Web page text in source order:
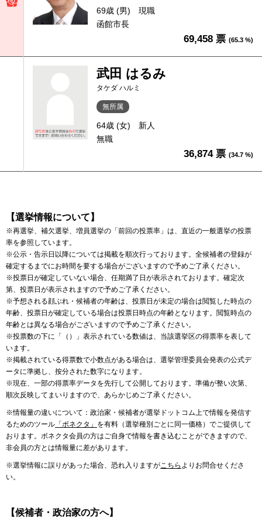
69歳 (男)
現職
函館市長
69,458 票 (65.3 %)
武田 はるみ
タケダ ハルミ
無所属
64歳 (女)
新人
無職
36,874 票 (34.7 %)
【選挙情報について】
※再選挙、補欠選挙、増員選挙の「前回の投票率」は、直近の一般選挙の投票
率を参照しています。
※公示・告示日以降については掲載を順次行っております。全候補者の登録が
確定するまでにお時間を要する場合がございますので予めご了承ください。
※投票日が確定していない場合、任期満了日が表示されております。確定次
第、投票日が表示されますので予めご了承ください。
※予想される顔ぶれ・候補者の年齢は、投票日が未定の場合は閲覧した時点の
年齢、投票日が確定している場合は投票日時点の年齢となります。閲覧時点の
年齢とは異なる場合がございますので予めご了承ください。
※投票数の下に「（）」表示されている数値は、当該選挙区の得票率を表して
います。
※掲載されている得票数で小数点がある場合は、選挙管理委員会発表の公式デ
ータに準拠し、按分された数字になります。
※現在、一部の得票率データを先行して公開しております。準備が整い次第、
順次反映してまいりますので、あらかじめご了承ください。
※情報量の違いについて：政治家・候補者が選挙ドットコム上で情報を発信す
るためのツール 「ボネクタ」 を有料（選挙種別ごとに同一価格）でご提供して
おります。ボネクタ会員の方はご自身で情報を書き込むことができますので、
非会員の方とは情報量に差があります。
※選挙情報に誤りがあった場合、恐れ入りますがこちら よりお問合せくださ
い。
【候補者・政治家の方へ】